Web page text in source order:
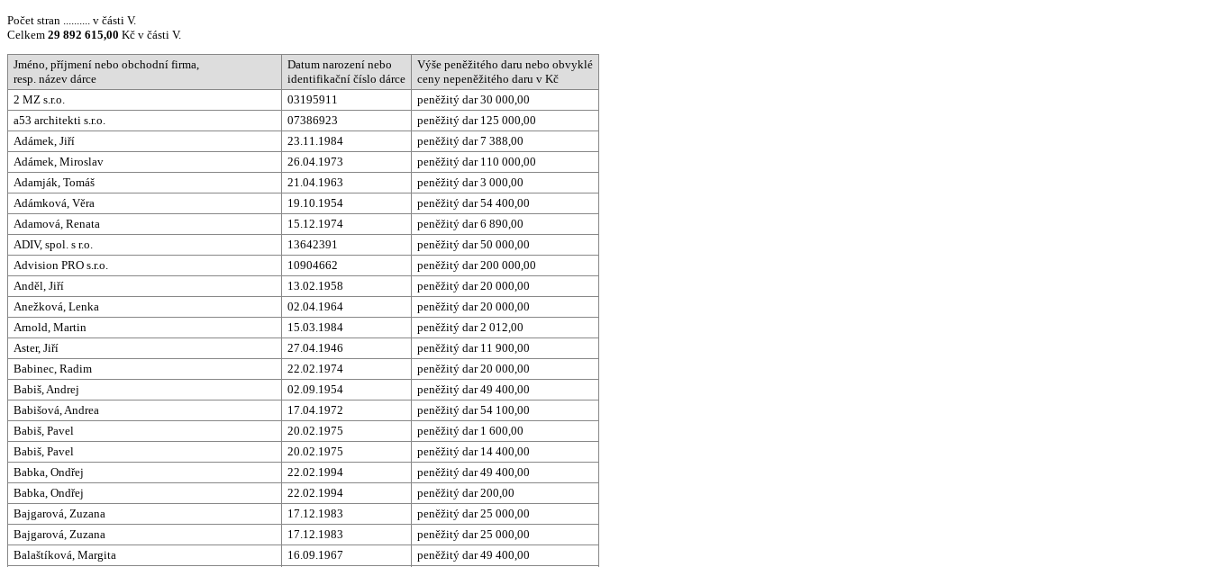
Počet stran .......... v části V.
Celkem 29 892 615,00 Kč v části V.
Jméno, příjmení nebo obchodní firma,
resp. název dárce
Datum narození nebo
identifikační číslo dárce
Výše peněžitého daru nebo obvyklé
ceny nepeněžitého daru v Kč
2 MZ s.r.o.
03195911
peněžitý dar 30 000,00
a53 architekti s.r.o.
07386923
peněžitý dar 125 000,00
Adámek, Jiří
23.11.1984
peněžitý dar 7 388,00
Adámek, Miroslav
26.04.1973
peněžitý dar 110 000,00
Adamják, Tomáš
21.04.1963
peněžitý dar 3 000,00
Adámková, Věra
19.10.1954
peněžitý dar 54 400,00
Adamová, Renata
15.12.1974
peněžitý dar 6 890,00
ADIV, spol. s r.o.
13642391
peněžitý dar 50 000,00
Advision PRO s.r.o.
10904662
peněžitý dar 200 000,00
Anděl, Jiří
13.02.1958
peněžitý dar 20 000,00
Anežková, Lenka
02.04.1964
peněžitý dar 20 000,00
Arnold, Martin
15.03.1984
peněžitý dar 2 012,00
Aster, Jiří
27.04.1946
peněžitý dar 11 900,00
Babinec, Radim
22.02.1974
peněžitý dar 20 000,00
Babiš, Andrej
02.09.1954
peněžitý dar 49 400,00
Babišová, Andrea
17.04.1972
peněžitý dar 54 100,00
Babiš, Pavel
20.02.1975
peněžitý dar 1 600,00
Babiš, Pavel
20.02.1975
peněžitý dar 14 400,00
Babka, Ondřej
22.02.1994
peněžitý dar 49 400,00
Babka, Ondřej
22.02.1994
peněžitý dar 200,00
Bajgarová, Zuzana
17.12.1983
peněžitý dar 25 000,00
Bajgarová, Zuzana
17.12.1983
peněžitý dar 25 000,00
Balaštíková, Margita
16.09.1967
peněžitý dar 49 400,00